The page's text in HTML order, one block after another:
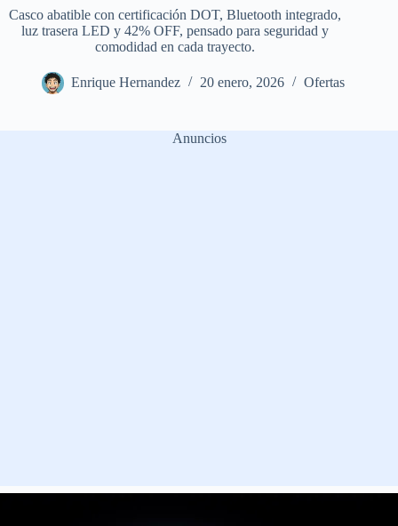
Casco abatible con certificación DOT, Bluetooth integrado,
luz trasera LED y 42% OFF, pensado para seguridad y
comodidad en cada trayecto.
Enrique Hernandez 20 enero, 2026 Ofertas
Anuncios